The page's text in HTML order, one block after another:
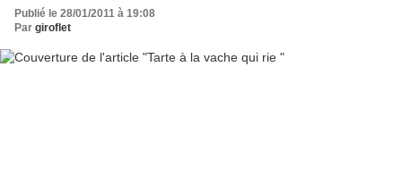
Publié le 28/01/2011 à 19:08
Par giroflet